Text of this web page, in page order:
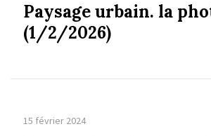
Paysage urbain. la
(1/2/2026)
15 février 2024